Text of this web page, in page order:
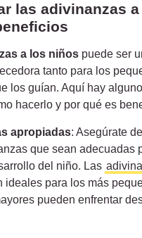
las adivinanzas
a los niños puede ser
tanto para los
los guían. Aquí hay
hacerlo y por qué es
apropiadas: Asegúrate de
que sean adecuadas
del niño. Las
ideales para los más
pueden enfrentar